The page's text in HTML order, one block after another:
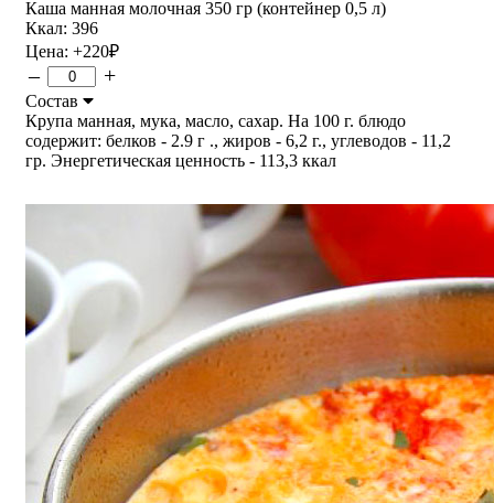
Каша манная молочная 350 гр (контейнер 0,5 л)
Ккал: 396
Цена: +220₽
– +
Состав
Крупа манная, мука, масло, сахар. На 100 г. блюдо
содержит: белков - 2.9 г ., жиров - 6,2 г., углеводов - 11,2
гр. Энергетическая ценность - 113,3 ккал